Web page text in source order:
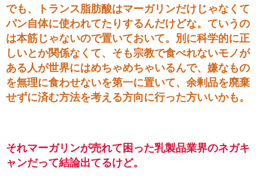
でも、トランス脂肪酸はマーガリンだけじゃなくて
パン自体に使われてたりするんだけどな。ていうの
は本筋じゃないので置いておいて。別に科学的に正
しいとか関係なくて、そも宗教で食べれないモノが
ある人が世界にはめちゃめちゃいるんで、嫌なもの
を無理に食わせないを第一に置いて、余剰品を廃棄
せずに済む方法を考える方向に行った方いいかも。
それマーガリンが売れて困った乳製品業界のネガキ
ャンだって結論出てるけど。